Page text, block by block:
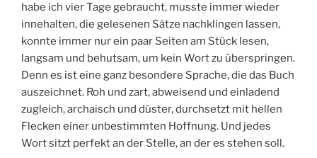
habe ich vier Tage gebraucht, musste immer wieder
innehalten, die gelesenen Sätze nachklingen lassen,
konnte immer nur ein paar Seiten am Stück lesen,
langsam und behutsam, um kein Wort zu überspringen.
Denn es ist eine ganz besondere Sprache, die das Buch
auszeichnet. Roh und zart, abweisend und einladend
zugleich, archaisch und düster, durchsetzt mit hellen
Flecken einer unbestimmten Hoffnung. Und jedes
Wort sitzt perfekt an der Stelle, an der es stehen soll.